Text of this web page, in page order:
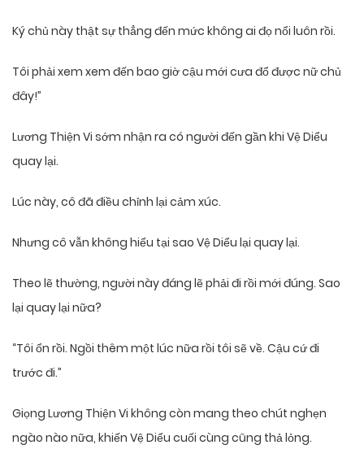
Ký chủ này thật sự thẳng đến mức không ai đọ nổi luôn rồi.
Tôi phải xem xem đến bao giờ cậu mới cưa đổ được nữ chủ
đây!”
Lương Thiện Vi sớm nhận ra có người đến gần khi Vệ Diểu
quay lại.
Lúc này, cô đã điều chỉnh lại cảm xúc.
Nhưng cô vẫn không hiểu tại sao Vệ Diểu lại quay lại.
Theo lẽ thường, người này đáng lẽ phải đi rồi mới đúng. Sao
lại quay lại nữa?
“Tôi ổn rồi. Ngồi thêm một lúc nữa rồi tôi sẽ về. Cậu cứ đi
trước đi.”
Giọng Lương Thiện Vi không còn mang theo chút nghẹn
ngào nào nữa, khiến Vệ Diểu cuối cùng cũng thả lỏng.